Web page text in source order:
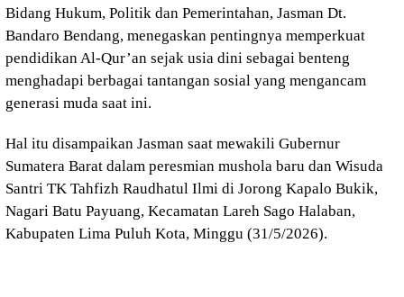
Bidang Hukum, Politik dan Pemerintahan, Jasman Dt.
Bandaro Bendang, menegaskan pentingnya memperkuat
pendidikan Al-Qur’an sejak usia dini sebagai benteng
menghadapi berbagai tantangan sosial yang mengancam
generasi muda saat ini.
Hal itu disampaikan Jasman saat mewakili Gubernur
Sumatera Barat dalam peresmian mushola baru dan Wisuda
Santri TK Tahfizh Raudhatul Ilmi di Jorong Kapalo Bukik,
Nagari Batu Payuang, Kecamatan Lareh Sago Halaban,
Kabupaten Lima Puluh Kota, Minggu (31/5/2026).